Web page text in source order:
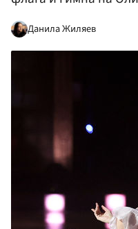
Данила Жиляев